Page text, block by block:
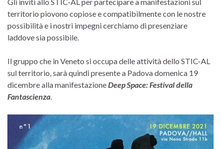
territorio piovono copiose e compatibilmente con le nostre
possibilità e i nostri impegni cerchiamo di presenziare
laddove sia possibile.
Il gruppo che in Veneto si occupa delle attività dello STIC-AL
sul territorio, sarà quindi presente a Padova domenica 19
dicembre alla manifestazione Deep Space: Festival della
Fantascienza